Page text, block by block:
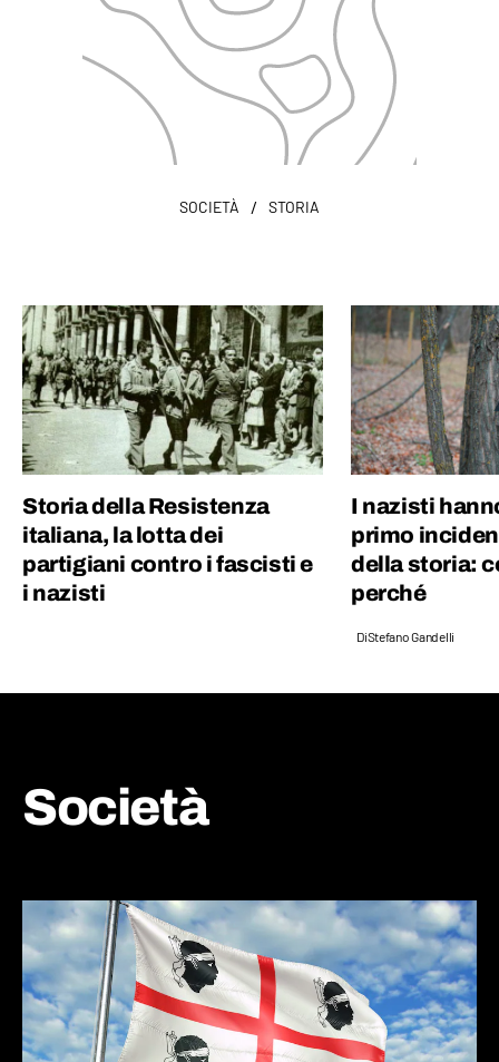
SOCIETÀ / STORIA
Storia della Resistenza
italiana, la lotta dei
partigiani contro i fascisti e
i nazisti
I nazisti
primo
della storia:
perché
DiStefano Gandelli
Società